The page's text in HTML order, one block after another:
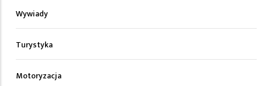
Wywiady
Turystyka
Motoryzacja